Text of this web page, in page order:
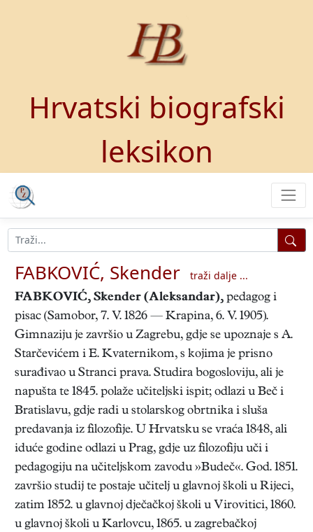
Hrvatski biografski
leksikon
FABKOVIĆ, Skender
traži dalje ...
FABKOVIĆ, Skender (Aleksandar), pedagog i
pisac (Samobor, 7. V. 1826 — Krapina, 6. V. 1905).
Gimnaziju je završio u Zagrebu, gdje se upoznaje s A.
Starčevićem i E. Kvaternikom, s kojima je prisno
surađivao u Stranci prava. Studira bogosloviju, ali je
napušta te 1845. polaže učiteljski ispit; odlazi u Beč i
Bratislavu, gdje radi u stolarskog obrtnika i sluša
predavanja iz filozofije. U Hrvatsku se vraća 1848, ali
iduće godine odlazi u Prag, gdje uz filozofiju uči i
pedagogiju na učiteljskom zavodu »Budeč«. God. 1851.
završio studij te postaje učitelj u glavnoj školi u Rijeci,
zatim 1852. u glavnoj dječačkoj školi u Virovitici, 1860.
u glavnoj školi u Karlovcu, 1865. u zagrebačkoj